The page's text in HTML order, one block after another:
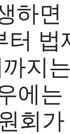
하
터 법
지
에
회